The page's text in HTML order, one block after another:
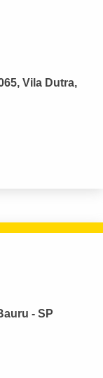
Vila Dutra,
- SP